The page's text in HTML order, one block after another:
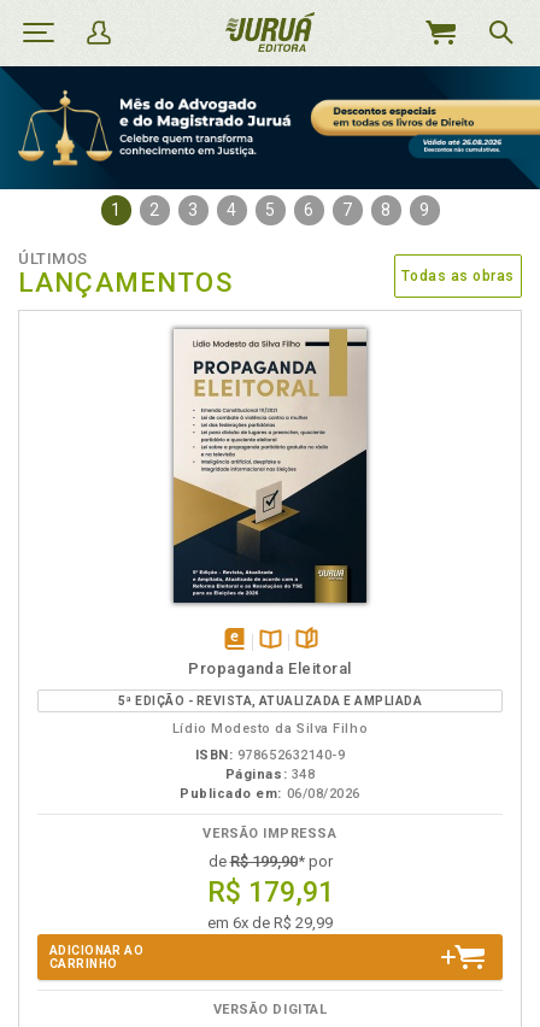
MEU
1 2 3 4 5 6 7 8 9
ÚLTIMOS
LANÇAMENTOS Todas as obras
disponível
em
eBook
Disponível
na
B.V.
páginas
Propaganda Eleitoral
5ª EDIÇÃO - REVISTA, ATUALIZADA E AMPLIADA
Lídio Modesto da Silva Filho
ISBN: 978652632140-9
Páginas: 348
Publicado em: 06/08/2026
VERSÃO IMPRESSA
deR$ 199,90* por
R$ 179,91
em 6x de R$ 29,99
ADICIONAR AO
CARRINHO
VERSÃO DIGITAL